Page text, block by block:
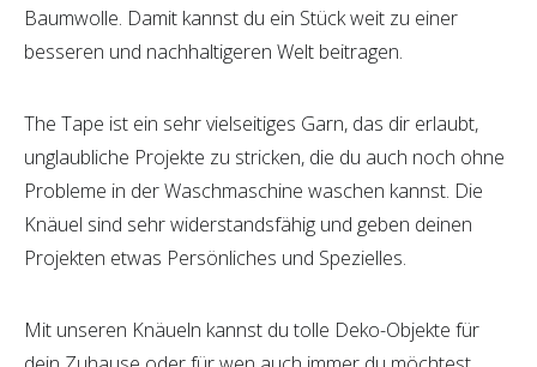
Baumwolle. Damit kannst du ein Stück weit zu einer
besseren und nachhaltigeren Welt beitragen.
The Tape ist ein sehr vielseitiges Garn, das dir erlaubt,
unglaubliche Projekte zu stricken, die du auch noch ohne
Probleme in der Waschmaschine waschen kannst. Die
Knäuel sind sehr widerstandsfähig und geben deinen
Projekten etwas Persönliches und Spezielles.
Mit unseren Knäueln kannst du tolle Deko-Objekte für